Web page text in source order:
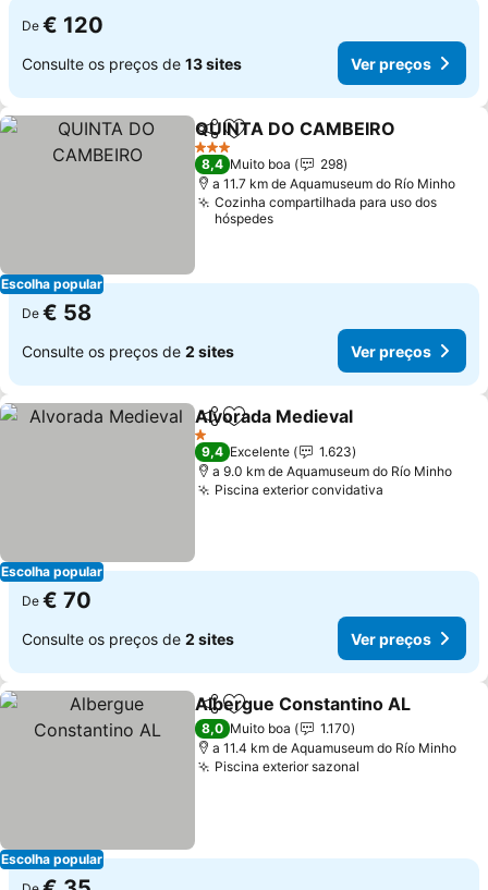
De € 120
Consulte os preços de 13 sites Ver preços
Escolha popular
PartilharAdicionar aos favoritos
QUINTA DO CAMBEIRO
3 Estrelas
8,4 Muito boa
298
a 11.7 km de Aquamuseum do Río Minho
Cozinha compartilhada para uso dos
hóspedes
De € 58
Consulte os preços de 2 sites Ver preços
Escolha popular
PartilharAdicionar aos favoritos
Alvorada Medieval
1 Estrelas
9,4 Excelente
1.623
a 9.0 km de Aquamuseum do Río Minho
Piscina exterior convidativa
De € 70
Consulte os preços de 2 sites Ver preços
Escolha popular
PartilharAdicionar aos favoritos
Albergue Constantino AL
8,0 Muito boa
1.170
a 11.4 km de Aquamuseum do Río Minho
Piscina exterior sazonal